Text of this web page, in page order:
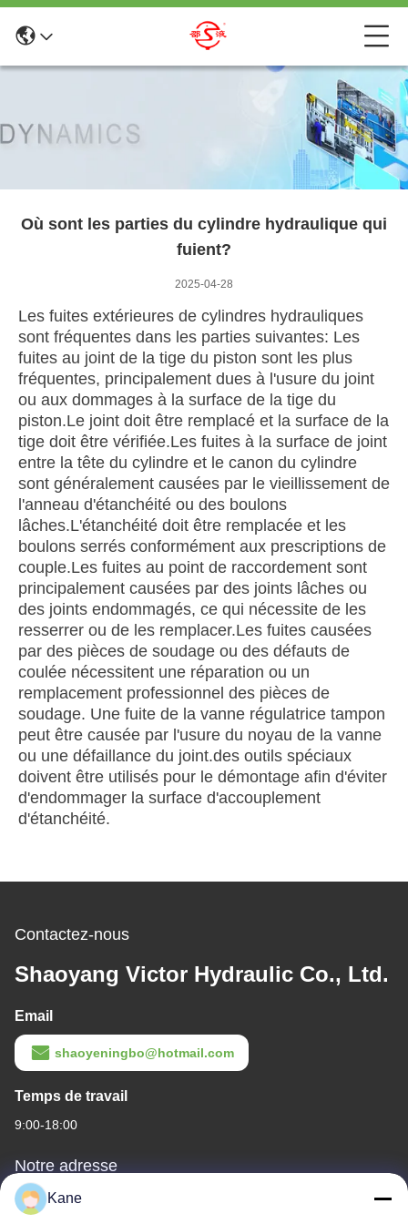
Où sont les parties du cylindre hydraulique qui
fuient?
2025-04-28
Les fuites extérieures de cylindres hydrauliques
sont fréquentes dans les parties suivantes: Les
fuites au joint de la tige du piston sont les plus
fréquentes, principalement dues à l'usure du joint
ou aux dommages à la surface de la tige du
piston.Le joint doit être remplacé et la surface de la
tige doit être vérifiée.Les fuites à la surface de joint
entre la tête du cylindre et le canon du cylindre
sont généralement causées par le vieillissement de
l'anneau d'étanchéité ou des boulons
lâches.L'étanchéité doit être remplacée et les
boulons serrés conformément aux prescriptions de
couple.Les fuites au point de raccordement sont
principalement causées par des joints lâches ou
des joints endommagés, ce qui nécessite de les
resserrer ou de les remplacer.Les fuites causées
par des pièces de soudage ou des défauts de
coulée nécessitent une réparation ou un
remplacement professionnel des pièces de
soudage. Une fuite de la vanne régulatrice tampon
peut être causée par l'usure du noyau de la vanne
ou une défaillance du joint.des outils spéciaux
doivent être utilisés pour le démontage afin d'éviter
d'endommager la surface d'accouplement
d'étanchéité.
Contactez-nous
Shaoyang Victor Hydraulic Co., Ltd.
Email
shaoyeningbo@hotmail.com
Temps de travail
9:00-18:00
Notre adresse
Adresse de l'entreprise
Kane